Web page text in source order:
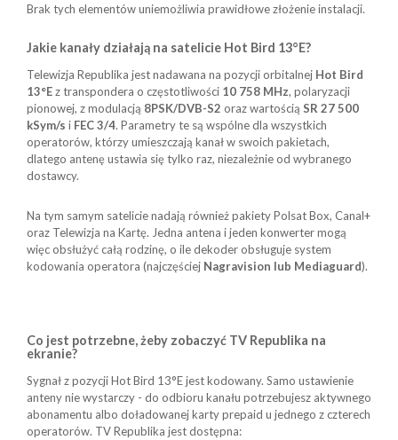
Brak tych elementów uniemożliwia prawidłowe złożenie instalacji.
Jakie kanały działają na satelicie Hot Bird 13°E?
Telewizja Republika jest nadawana na pozycji orbitalnej Hot Bird
13°Ez transpondera o częstotliwości 10 758 MHz, polaryzacji
pionowej, z modulacją 8PSK/DVB-S2 oraz wartością SR 27 500
kSym/s i FEC 3/4. Parametry te są wspólne dla wszystkich
operatorów, którzy umieszczają kanał w swoich pakietach,
dlatego antenę ustawia się tylko raz, niezależnie od wybranego
dostawcy.
Na tym samym satelicie nadają również pakiety Polsat Box, Canal+
oraz Telewizja na Kartę. Jedna antena i jeden konwerter mogą
więc obsłużyć całą rodzinę, o ile dekoder obsługuje system
kodowania operatora (najczęściej Nagravision lub Mediaguard).
Co jest potrzebne, żeby zobaczyć TV Republika na
ekranie?
Sygnał z pozycji Hot Bird 13°E jest kodowany. Samo ustawienie
anteny nie wystarczy - do odbioru kanału potrzebujesz aktywnego
abonamentu albo doładowanej karty prepaid u jednego z czterech
operatorów. TV Republika jest dostępna: